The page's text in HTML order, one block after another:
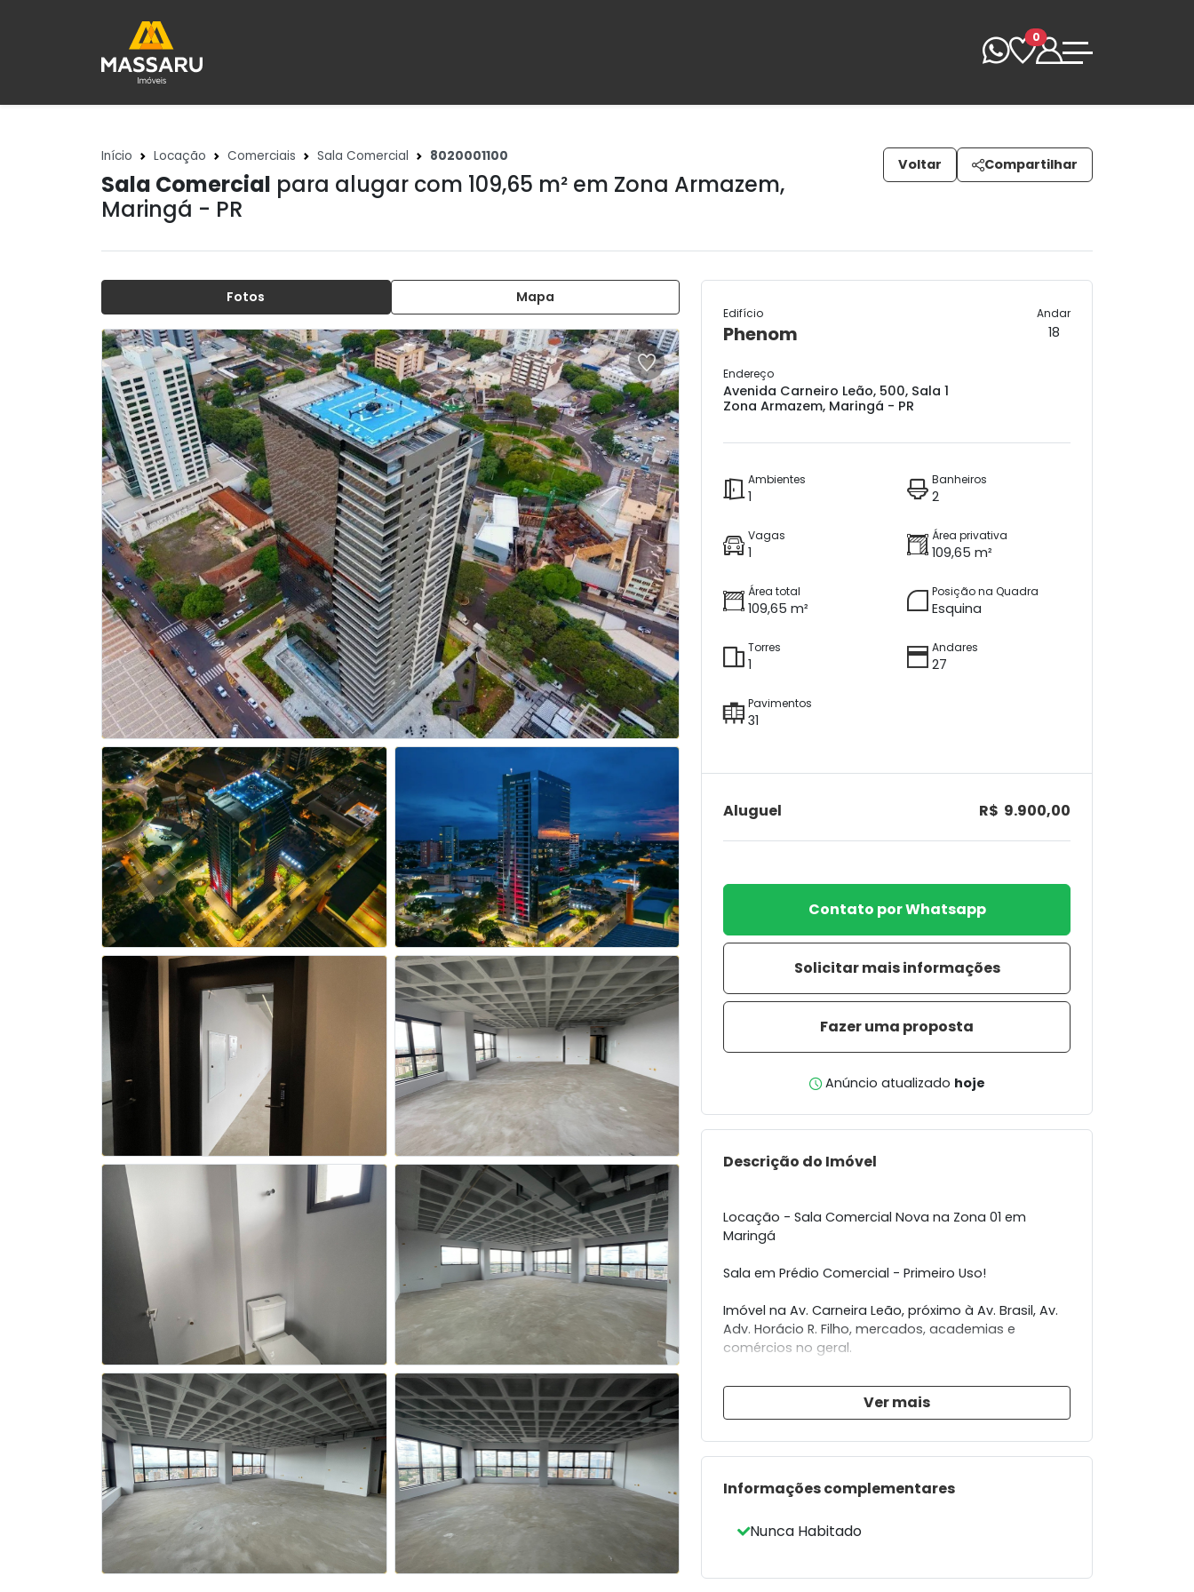
0
Início Locação Comerciais Sala Comercial 8020001100
Sala Comercial para alugar com 109,65 m² em Zona Armazem,
Maringá - PR
Voltar Compartilhar
Fotos Mapa
Edifício
Phenom
Andar
18
Endereço
Avenida Carneiro Leão, 500, Sala 1
Zona Armazem, Maringá - PR
Ambientes
1
Banheiros
2
Vagas
1
Área privativa
109,65 m²
Área total
109,65 m²
Posição na Quadra
Esquina
Torres
1
Andares
27
Pavimentos
31
Aluguel R$ 9.900,00
Contato por Whatsapp
Solicitar mais informações
Fazer uma proposta
Anúncio atualizado hoje
Descrição do Imóvel
Locação - Sala Comercial Nova na Zona 01 em
Maringá
Sala em Prédio Comercial - Primeiro Uso!
Imóvel na Av. Carneira Leão, próximo à Av. Brasil, Av.
Adv. Horácio R. Filho, mercados, academias e
comércios no geral.
Andar comercial composto por 16 salas disponíveis,
com metragens que variam de 46,17 m² a 109,65 m²,
oferecendo a flexibilidade de unir espaços conforme
a sua necessidade.
Proprietário aberto à negociação de carência ou
auxílio para obras e adequações, conforme o
Ver mais
Informações complementares
Nunca Habitado